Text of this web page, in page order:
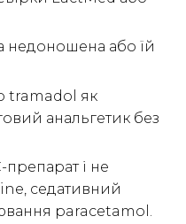
недоношена або їй
tramadol як
анальгетик без
і не
седативний
paracetamol.